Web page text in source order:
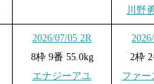
川野
2026/07/05 2R
8枠 9番 55.0kg
エナジーアユ
2枠
ファー